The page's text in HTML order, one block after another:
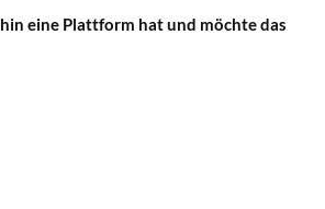
eine Plattform hat und möchte das